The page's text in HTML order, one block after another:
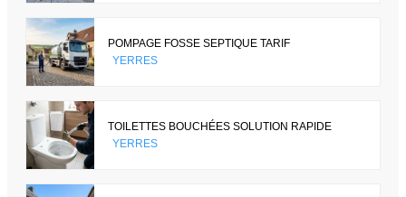
POMPAGE FOSSE SEPTIQUE TARIF
YERRES
TOILETTES BOUCHÉES SOLUTION RAPIDE
YERRES